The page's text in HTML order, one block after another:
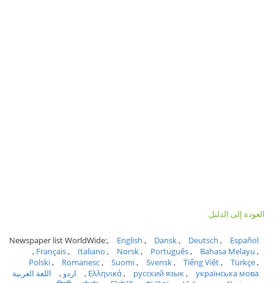
العودة إلى الدليل
Newspaper list WorldWide: English Dansk Deutsch
Español
Français
Italiano Norsk Português
Bahasa Melayu
Polski
Romanesc Suomi Svensk Tiếng Việt
Türkçe
Ελληνικά
русский язык українська мова اردو
اللغة العربية